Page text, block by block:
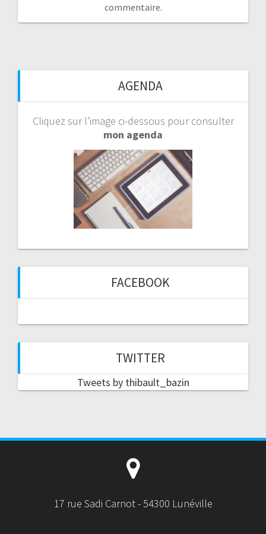
commentaire.
AGENDA
Cliquez sur l’image ci-dessous pour consulter
mon agenda
FACEBOOK
TWITTER
Tweets by thibault_bazin
17 rue Sadi Carnot - 54300 Lunéville